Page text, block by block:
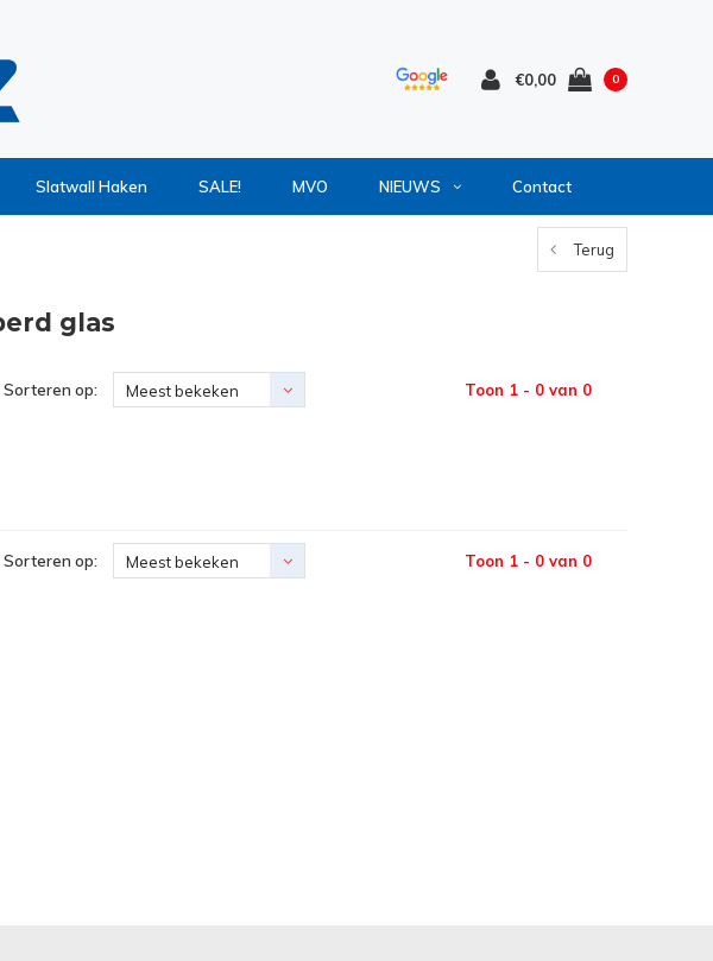
€0,00 0
Slatwall Haken SALE! MVO NIEUWS Contact
Terug
glas
Sorteren op: Meest bekeken Toon 1 - 0 van 0
Sorteren op: Meest bekeken Toon 1 - 0 van 0